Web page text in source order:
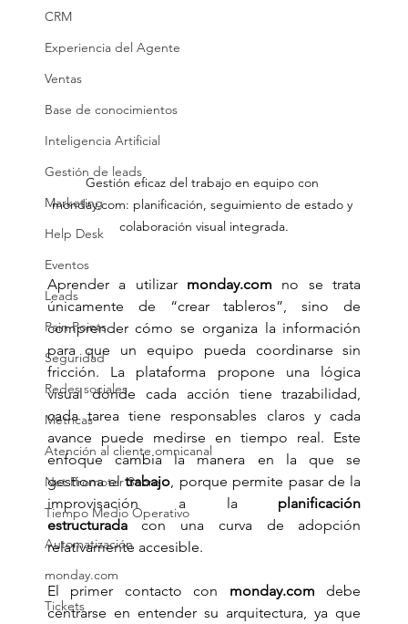
CRM
Experiencia del Agente
Ventas
Base de conocimientos
Inteligencia Artificial
Gestión de leads
Marketing
Help Desk
Eventos
Leads
Pain Points
Seguridad
Redes sociales
Métricas
Atención al cliente omnicanal
Net Promoter Score
Tiempo Medio Operativo
Automatización
monday.com
Tickets
Gestión eficaz del trabajo en equipo con
monday.com: planificación, seguimiento de estado y
colaboración visual integrada.
Aprender a utilizar monday.com no se trata
únicamente de “crear tableros”, sino de
comprender cómo se organiza la información
para que un equipo pueda coordinarse sin
fricción. La plataforma propone una lógica
visual donde cada acción tiene trazabilidad,
cada tarea tiene responsables claros y cada
avance puede medirse en tiempo real. Este
enfoque cambia la manera en la que se
gestiona el trabajo , porque permite pasar de la
improvisación a la planificación
estructurada con una curva de adopción
relativamente accesible.
El primer contacto con monday.com debe
centrarse en entender su arquitectura, ya que